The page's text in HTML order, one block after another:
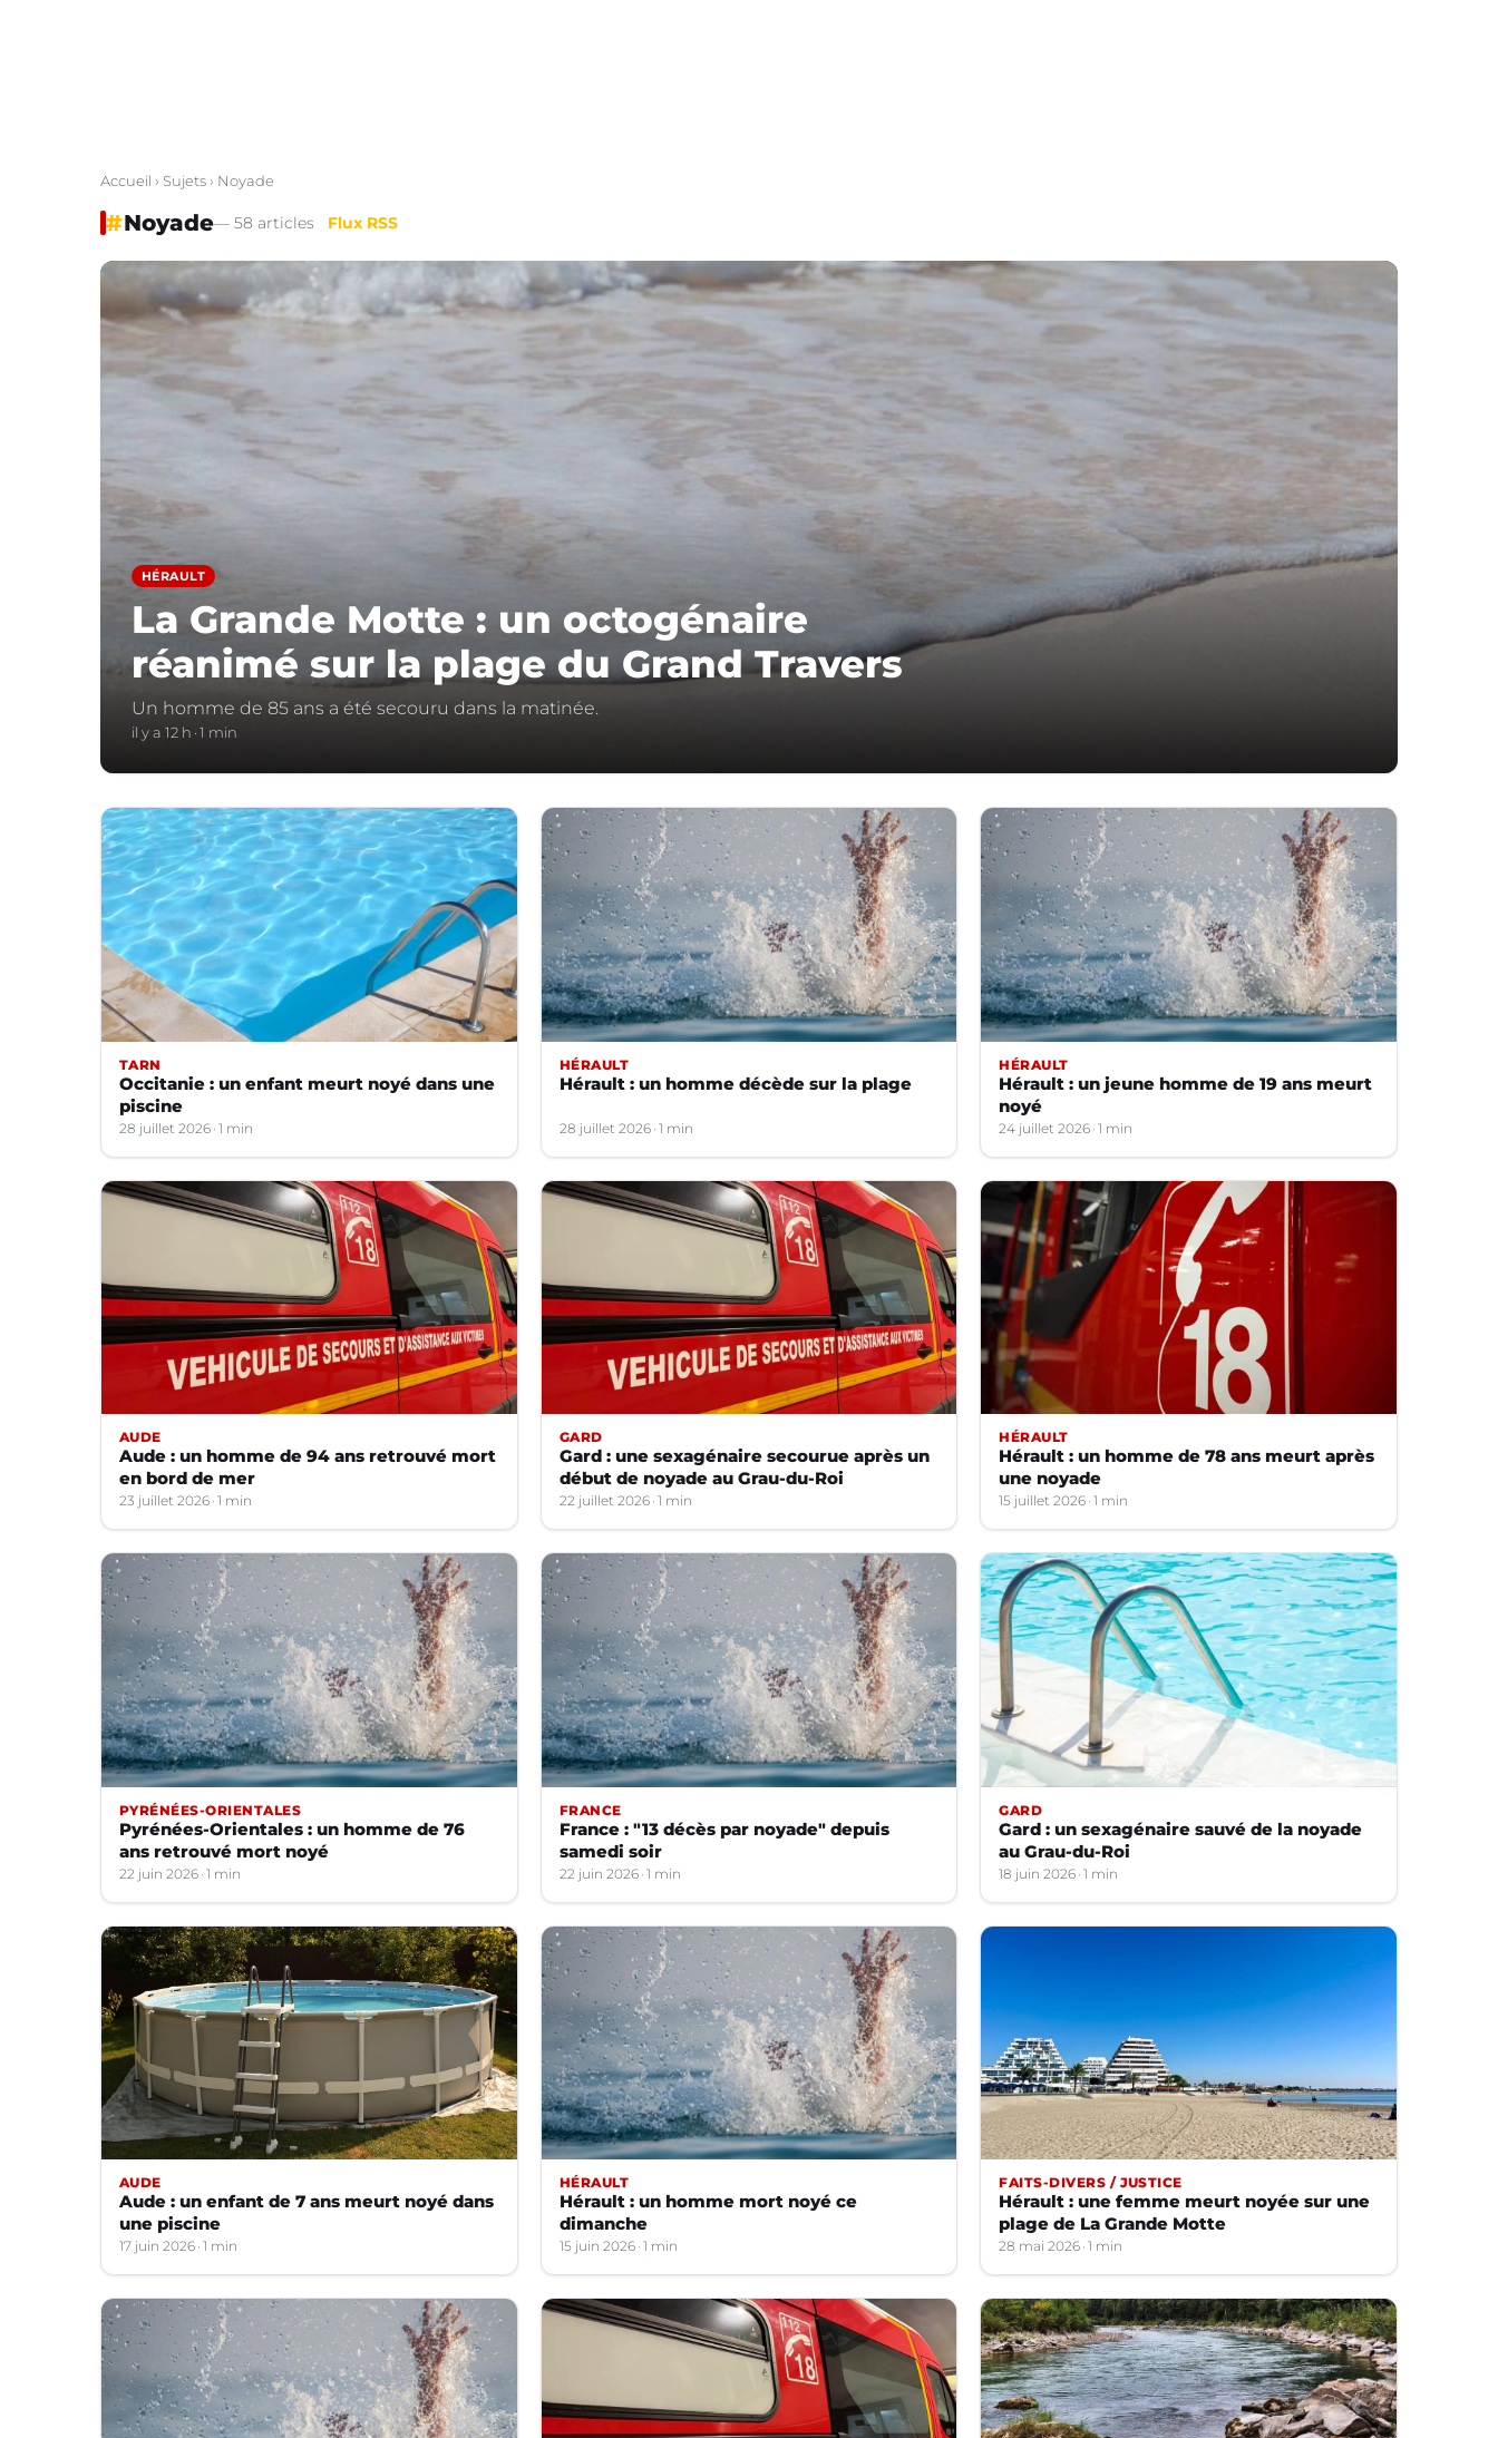
Accueil › Sujets› Noyade
#Noyade— 58 articles Flux RSS
HÉRAULT
La Grande Motte : un octogénaire
réanimé sur la plage du Grand Travers
Un homme de 85 ans a été secouru dans la matinée.
il y a 12 h 1 min
TARN
Occitanie : un enfant meurt noyé dans une
piscine
28 juillet 2026 1 min
HÉRAULT
Hérault : un homme décède sur la plage
28 juillet 2026 1 min
HÉRAULT
Hérault : un jeune homme de 19 ans meurt
noyé
24 juillet 2026 1 min
AUDE
Aude : un homme de 94 ans retrouvé mort
en bord de mer
23 juillet 2026 1 min
GARD
Gard : une sexagénaire secourue après un
début de noyade au Grau-du-Roi
22 juillet 2026 1 min
HÉRAULT
Hérault : un homme de 78 ans meurt après
une noyade
15 juillet 2026 1 min
PYRÉNÉES-ORIENTALES
Pyrénées-Orientales : un homme de 76
ans retrouvé mort noyé
22 juin 2026 1 min
FRANCE
France : "13 décès par noyade" depuis
samedi soir
22 juin 2026 1 min
GARD
Gard : un sexagénaire sauvé de la noyade
au Grau-du-Roi
18 juin 2026 1 min
AUDE
Aude : un enfant de 7 ans meurt noyé dans
une piscine
17 juin 2026 1 min
HÉRAULT
Hérault : un homme mort noyé ce
dimanche
15 juin 2026 1 min
FAITS-DIVERS / JUSTICE
Hérault : une femme meurt noyée sur une
plage de La Grande Motte
28 mai 2026 1 min